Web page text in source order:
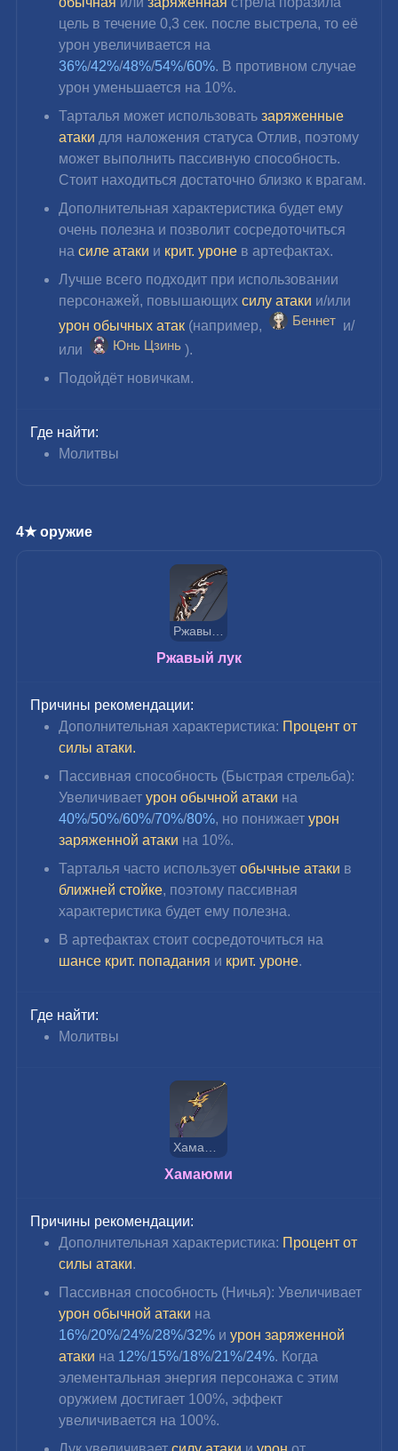
цель в течение 0,3 сек. после выстрела, то её
урон увеличивается на
36%/42%/48%/54%/60%. В противном случае
урон уменьшается на 10%.
Тарталья может использовать заряженные
атаки для наложения статуса Отлив, поэтому
может выполнить пассивную способность.
Стоит находиться достаточно близко к врагам.
Дополнительная характеристика будет ему
очень полезна и позволит сосредоточиться
на силе атаки и крит. уроне в артефактах.
Лучше всего подходит при использовании
персонажей, повышающих силу атаки и/или
урон обычных атак (например, Беннет и/
или
Юнь Цзинь ).
Подойдёт новичкам.
Где найти:
Молитвы
4★ оружие
Ржавый лук
Причины рекомендации:
Дополнительная характеристика: Процент от
силы атаки.
Пассивная способность (Быстрая стрельба):
Увеличивает урон обычной атаки на
40%/50%/60%/70%/80%, но понижает урон
заряженной атаки на 10%.
Тарталья часто использует обычные атаки в
ближней стойке, поэтому пассивная
характеристика будет ему полезна.
В артефактах стоит сосредоточиться на
шансе крит. попадания и крит. уроне.
Где найти:
Молитвы
Хамаюми
Причины рекомендации:
Дополнительная характеристика: Процент от
силы атаки.
Пассивная способность (Ничья): Увеличивает
урон обычной атаки на
16%/20%/24%/28%/32% и урон заряженной
атаки на 12%/15%/18%/21%/24%. Когда
элементальная энергия персонажа с этим
оружием достигает 100%, эффект
увеличивается на 100%.